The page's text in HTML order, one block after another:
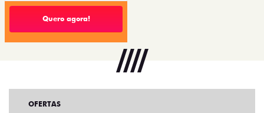
Quero agora!
OFERTAS